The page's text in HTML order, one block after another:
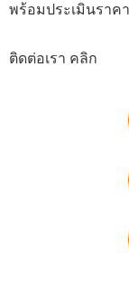
พร้อมประเมินรา
ติดต่อเรา คลิก